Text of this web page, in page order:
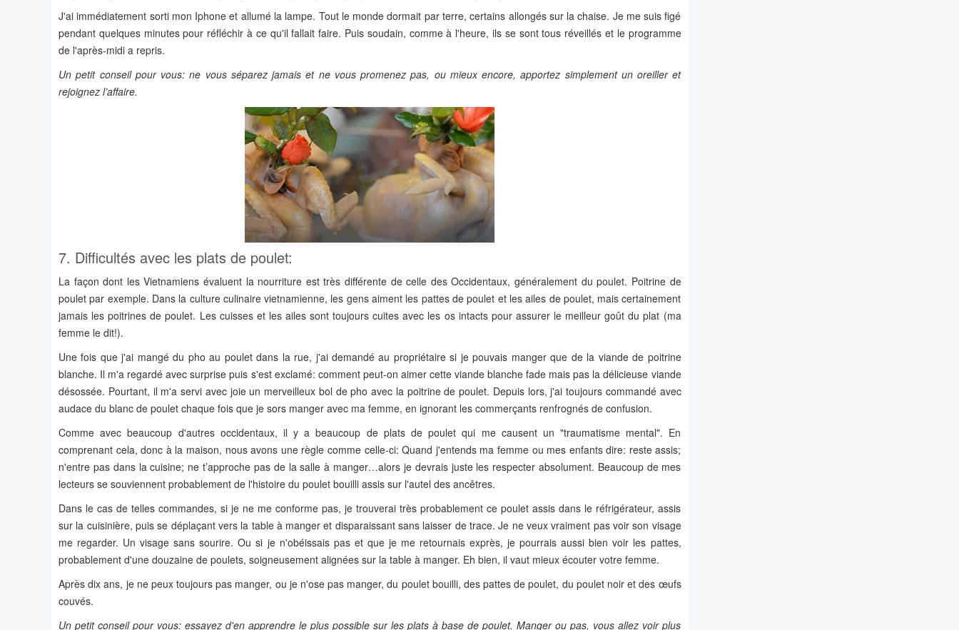
J'ai immédiatement sorti mon Iphone et allumé la lampe. Tout le monde dormait par terre, certains allongés sur la chaise. Je me suis figé
pendant quelques minutes pour réfléchir à ce qu'il fallait faire. Puis soudain, comme à l'heure, ils se sont tous réveillés et le programme
de l'après-midi a repris.
Un petit conseil pour vous: ne vous séparez jamais et ne vous promenez pas, ou mieux encore, apportez simplement un oreiller et
rejoignez l’affaire.
7. Difficultés avec les plats de poulet:
La façon dont les Vietnamiens évaluent la nourriture est très différente de celle des Occidentaux, généralement du poulet. Poitrine de
poulet par exemple. Dans la culture culinaire vietnamienne, les gens aiment les pattes de poulet et les ailes de poulet, mais certainement
jamais les poitrines de poulet. Les cuisses et les ailes sont toujours cuites avec les os intacts pour assurer le meilleur goût du plat (ma
femme le dit!).
Une fois que j'ai mangé du pho au poulet dans la rue, j'ai demandé au propriétaire si je pouvais manger que de la viande de poitrine
blanche. Il m'a regardé avec surprise puis s'est exclamé: comment peut-on aimer cette viande blanche fade mais pas la délicieuse viande
désossée. Pourtant, il m'a servi avec joie un merveilleux bol de pho avec la poitrine de poulet. Depuis lors, j'ai toujours commandé avec
audace du blanc de poulet chaque fois que je sors manger avec ma femme, en ignorant les commerçants renfrognés de confusion.
Comme avec beaucoup d'autres occidentaux, il y a beaucoup de plats de poulet qui me causent un "traumatisme mental". En
comprenant cela, donc à la maison, nous avons une règle comme celle-ci: Quand j'entends ma femme ou mes enfants dire: reste assis;
n'entre pas dans la cuisine; ne t’approche pas de la salle à manger…alors je devrais juste les respecter absolument. Beaucoup de mes
lecteurs se souviennent probablement de l'histoire du poulet bouilli assis sur l'autel des ancêtres.
Dans le cas de telles commandes, si je ne me conforme pas, je trouverai très probablement ce poulet assis dans le réfrigérateur, assis
sur la cuisinière, puis se déplaçant vers la table à manger et disparaissant sans laisser de trace. Je ne veux vraiment pas voir son visage
me regarder. Un visage sans sourire. Ou si je n'obéissais pas et que je me retournais exprès, je pourrais aussi bien voir les pattes,
probablement d'une douzaine de poulets, soigneusement alignées sur la table à manger. Eh bien, il vaut mieux écouter votre femme.
Après dix ans, je ne peux toujours pas manger, ou je n'ose pas manger, du poulet bouilli, des pattes de poulet, du poulet noir et des œufs
couvés.
Un petit conseil pour vous: essayez d'en apprendre le plus possible sur les plats à base de poulet. Manger ou pas, vous allez voir plus